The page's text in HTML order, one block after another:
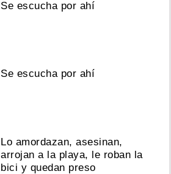
Se escucha por ahí
Se escucha por ahí
Lo amordazan, asesinan,
arrojan a la playa, le roban la
bici y quedan preso